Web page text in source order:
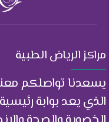
مراكز الرياض الطبية
يسعدنا تواصلكم
الذي يعد بوابة